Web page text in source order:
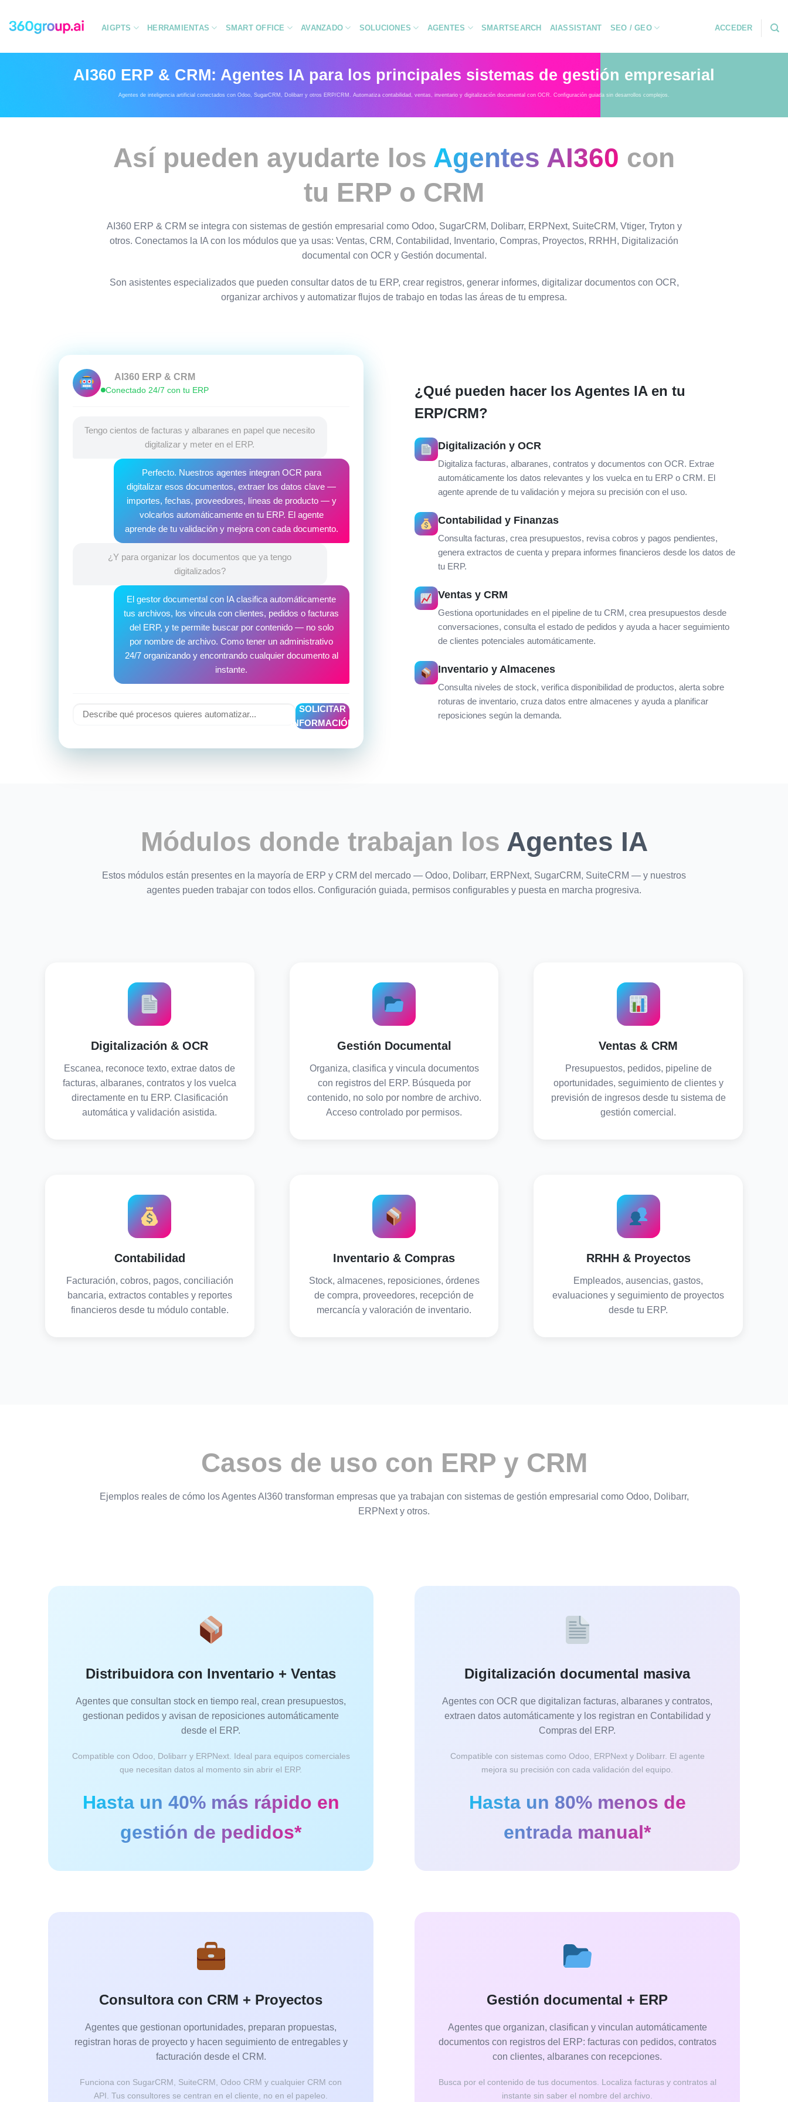
contenido
AIGPTS HERRAMIENTAS SMART OFFICE AVANZADO SOLUCIONES AGENTES SMARTSEARCH AIASSISTANT SEO / GEO ACCEDER
AI360 ERP & CRM: Agentes IA para los principales sistemas de gestión empresarial
Agentes de inteligencia artificial conectados con Odoo, SugarCRM, Dolibarr y otros ERP/CRM. Automatiza contabilidad, ventas, inventario y digitalización documental con OCR. Configuración guiada sin desarrollos complejos.
Así pueden ayudarte los Agentes AI360 con
tu ERP o CRM
AI360 ERP & CRM se integra con sistemas de gestión empresarial como Odoo, SugarCRM, Dolibarr, ERPNext, SuiteCRM, Vtiger, Tryton y
otros. Conectamos la IA con los módulos que ya usas: Ventas, CRM, Contabilidad, Inventario, Compras, Proyectos, RRHH, Digitalización
documental con OCR y Gestión documental.
Son asistentes especializados que pueden consultar datos de tu ERP, crear registros, generar informes, digitalizar documentos con OCR,
organizar archivos y automatizar flujos de trabajo en todas las áreas de tu empresa.
AI360 ERP & CRM
Conectado 24/7 con tu ERP
Tengo cientos de facturas y albaranes en papel que necesito
digitalizar y meter en el ERP.
Perfecto. Nuestros agentes integran OCR para
digitalizar esos documentos, extraer los datos clave —
importes, fechas, proveedores, líneas de producto — y
volcarlos automáticamente en tu ERP. El agente
aprende de tu validación y mejora con cada documento.
¿Y para organizar los documentos que ya tengo
digitalizados?
El gestor documental con IA clasifica automáticamente
tus archivos, los vincula con clientes, pedidos o facturas
del ERP, y te permite buscar por contenido — no solo
por nombre de archivo. Como tener un administrativo
24/7 organizando y encontrando cualquier documento al
instante.
SOLICITAR
INFORMACIÓN
¿Qué pueden hacer los Agentes IA en tu
ERP/CRM?
Digitalización y OCR
Digitaliza facturas, albaranes, contratos y documentos con OCR. Extrae
automáticamente los datos relevantes y los vuelca en tu ERP o CRM. El
agente aprende de tu validación y mejora su precisión con el uso.
Contabilidad y Finanzas
Consulta facturas, crea presupuestos, revisa cobros y pagos pendientes,
genera extractos de cuenta y prepara informes financieros desde los datos de
tu ERP.
Ventas y CRM
Gestiona oportunidades en el pipeline de tu CRM, crea presupuestos desde
conversaciones, consulta el estado de pedidos y ayuda a hacer seguimiento
de clientes potenciales automáticamente.
Inventario y Almacenes
Consulta niveles de stock, verifica disponibilidad de productos, alerta sobre
roturas de inventario, cruza datos entre almacenes y ayuda a planificar
reposiciones según la demanda.
Módulos donde trabajan los Agentes IA
Estos módulos están presentes en la mayoría de ERP y CRM del mercado — Odoo, Dolibarr, ERPNext, SugarCRM, SuiteCRM — y nuestros
agentes pueden trabajar con todos ellos. Configuración guiada, permisos configurables y puesta en marcha progresiva.
Digitalización & OCR
Escanea, reconoce texto, extrae datos de
facturas, albaranes, contratos y los vuelca
directamente en tu ERP. Clasificación
automática y validación asistida.
Gestión Documental
Organiza, clasifica y vincula documentos
con registros del ERP. Búsqueda por
contenido, no solo por nombre de archivo.
Acceso controlado por permisos.
Ventas & CRM
Presupuestos, pedidos, pipeline de
oportunidades, seguimiento de clientes y
previsión de ingresos desde tu sistema de
gestión comercial.
Contabilidad
Facturación, cobros, pagos, conciliación
bancaria, extractos contables y reportes
financieros desde tu módulo contable.
Inventario & Compras
Stock, almacenes, reposiciones, órdenes
de compra, proveedores, recepción de
mercancía y valoración de inventario.
RRHH & Proyectos
Empleados, ausencias, gastos,
evaluaciones y seguimiento de proyectos
desde tu ERP.
Casos de uso con ERP y CRM
Ejemplos reales de cómo los Agentes AI360 transforman empresas que ya trabajan con sistemas de gestión empresarial como Odoo, Dolibarr,
ERPNext y otros.
Distribuidora con Inventario + Ventas
Agentes que consultan stock en tiempo real, crean presupuestos,
gestionan pedidos y avisan de reposiciones automáticamente
desde el ERP.
Compatible con Odoo, Dolibarr y ERPNext. Ideal para equipos comerciales
que necesitan datos al momento sin abrir el ERP.
Hasta un 40% más rápido en
gestión de pedidos*
Digitalización documental masiva
Agentes con OCR que digitalizan facturas, albaranes y contratos,
extraen datos automáticamente y los registran en Contabilidad y
Compras del ERP.
Compatible con sistemas como Odoo, ERPNext y Dolibarr. El agente
mejora su precisión con cada validación del equipo.
Hasta un 80% menos de
entrada manual*
Consultora con CRM + Proyectos
Agentes que gestionan oportunidades, preparan propuestas,
registran horas de proyecto y hacen seguimiento de entregables y
facturación desde el CRM.
Funciona con SugarCRM, SuiteCRM, Odoo CRM y cualquier CRM con
API. Tus consultores se centran en el cliente, no en el papeleo.
Gestión documental + ERP
Agentes que organizan, clasifican y vinculan automáticamente
documentos con registros del ERP: facturas con pedidos, contratos
con clientes, albaranes con recepciones.
Busca por el contenido de tus documentos. Localiza facturas y contratos al
instante sin saber el nombre del archivo.